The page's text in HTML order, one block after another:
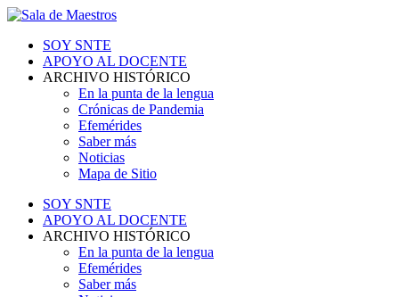
SOY SNTE
APOYO AL DOCENTE
ARCHIVO HISTÓRICO
En la punta de la lengua
Crónicas de Pandemia
Efemérides
Saber más
Noticias
Mapa de Sitio
SOY SNTE
APOYO AL DOCENTE
ARCHIVO HISTÓRICO
En la punta de la lengua
Efemérides
Saber más